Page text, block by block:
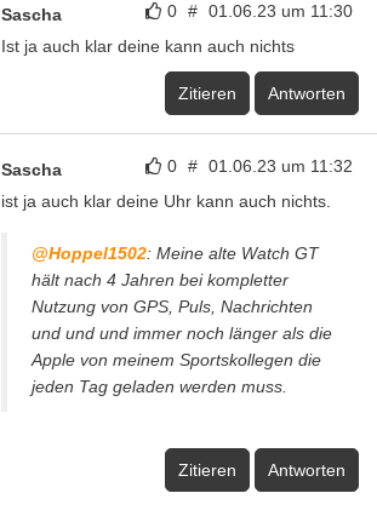
0 # 01.06.23 um 11:30
Sascha
Ist ja auch klar deine kann auch nichts
Zitieren Antworten
0 # 01.06.23 um 11:32
Sascha
ist ja auch klar deine Uhr kann auch nichts.
@Hoppel1502: Meine alte Watch GT
hält nach 4 Jahren bei kompletter
Nutzung von GPS, Puls, Nachrichten
und und und immer noch länger als die
Apple von meinem Sportskollegen die
jeden Tag geladen werden muss.
Zitieren Antworten